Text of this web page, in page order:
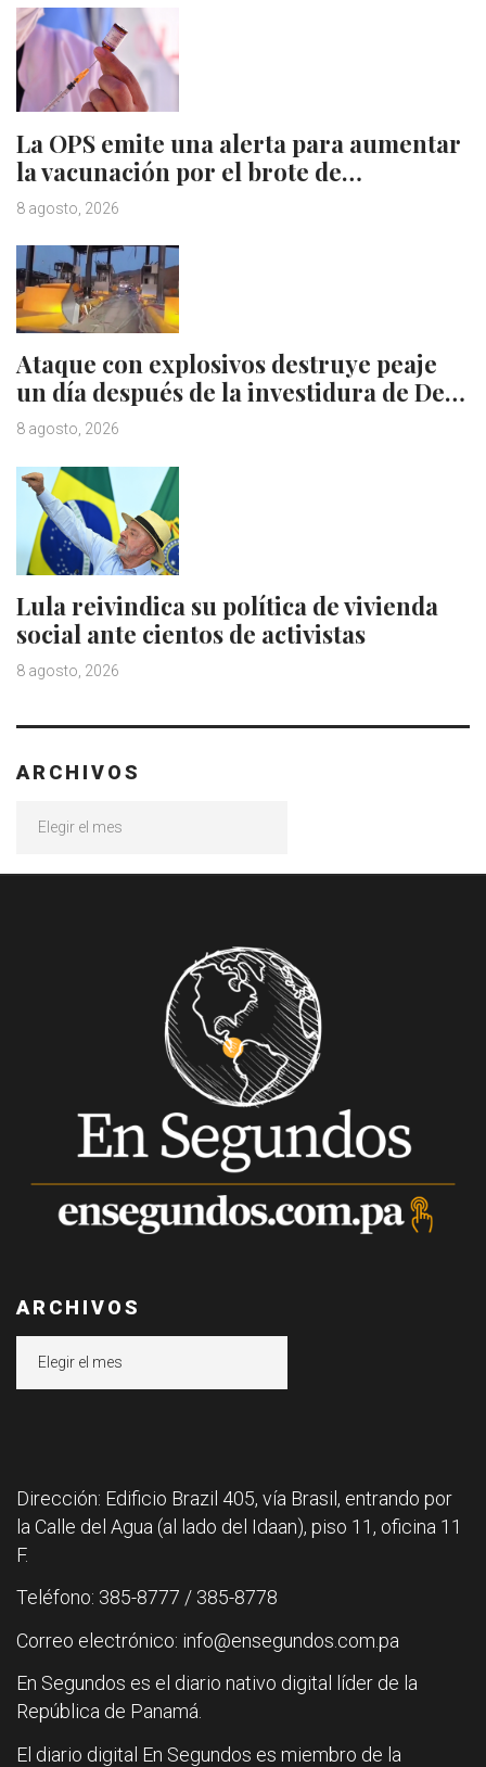
La OPS emite una alerta para aumentar
la vacunación por el brote de…
8 agosto, 2026
Ataque con explosivos destruye peaje
un día después de la investidura de De…
8 agosto, 2026
Lula reivindica su política de vivienda
social ante cientos de activistas
8 agosto, 2026
ARCHIVOS
ARCHIVOS
Dirección: Edificio Brazil 405, vía Brasil, entrando por
la Calle del Agua (al lado del Idaan), piso 11, oficina 11
F.
Teléfono: 385-8777 / 385-8778
Correo electrónico: info@ensegundos.com.pa
En Segundos es el diario nativo digital líder de la
República de Panamá.
El diario digital En Segundos es miembro de la